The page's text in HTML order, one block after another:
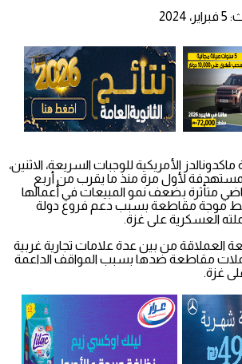
2024
الأمريكية للوجبات السريعة، الاثنين،
لأول مرة منذ ما يقرب من أربع
متأثرة بضعف نمو المبيعات في أعمالها
موجة مقاطعة بسبب دعم فروع دولة
العسكرية على غزة.
العملاقة من بين عدة علامات تجارية غربية
مقاطعة ضدها بسبب المواقف الداعمة
غزة.